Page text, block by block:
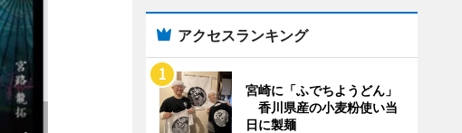
アクセスランキング
宮崎に「ふでちようどん」
香川県産の小麦粉使い当
日に製麺